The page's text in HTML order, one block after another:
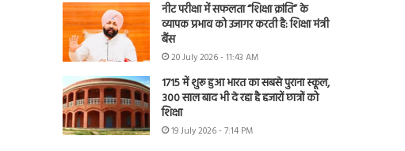
नीट परीक्षा में सफलता “शिक्षा क्रांति” के
व्यापक प्रभाव को उजागर करती है: शिक्षा मंत्री
बैंस
20 July 2026 - 11:43 AM
1715 में शुरू हुआ भारत का सबसे पुराना स्कूल,
300 साल बाद भी दे रहा है हजारों छात्रों को
शिक्षा
19 July 2026 - 7:14 PM